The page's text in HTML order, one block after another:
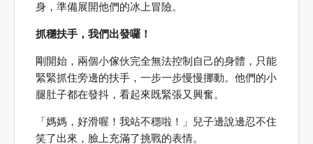
身，準備展開他們的冰上冒險。
抓穩扶手，我們出發囉！
剛開始，兩個小傢伙完全無法控制自己的身體，只能
緊緊抓住旁邊的扶手，一步一步慢慢挪動。他們的小
腿肚子都在發抖，看起來既緊張又興奮。
「媽媽，好滑喔！我站不穩啦！」兒子邊說邊忍不住
笑了出來，臉上充滿了挑戰的表情。